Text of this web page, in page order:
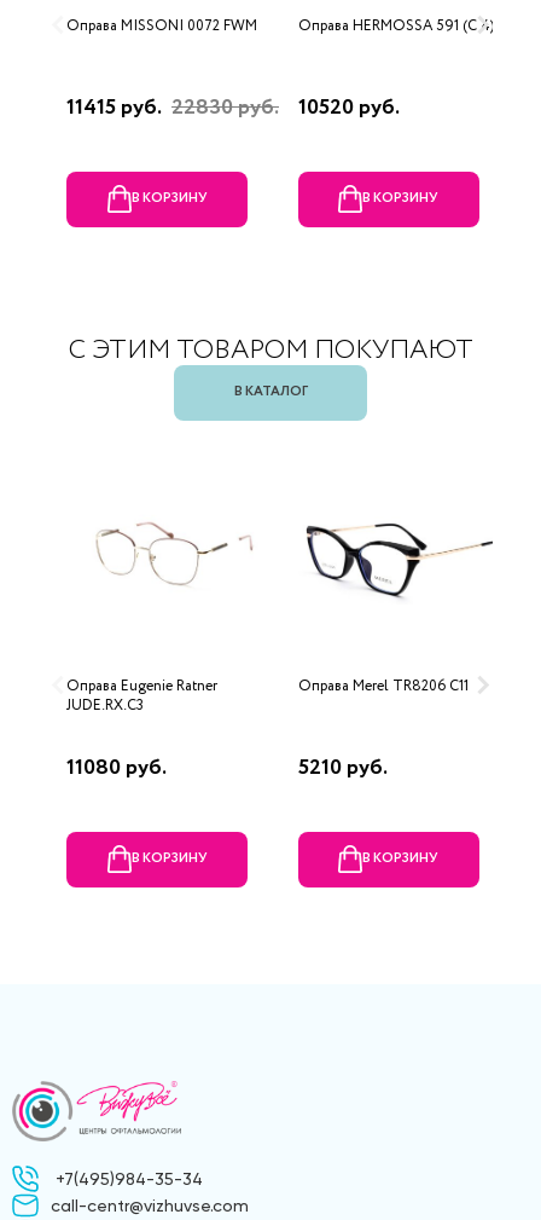
Оправа MISSONI 0072 FWM
11415 руб. 22830 руб.
В КОРЗИНУ
Оправа HERMOSSA 591 (C 4)
10520 руб.
В КОРЗИНУ
С ЭТИМ ТОВАРОМ ПОКУПАЮТ
В КАТАЛОГ
Оправа Eugenie Ratner
JUDE.RX.C3
11080 руб.
В КОРЗИНУ
Оправа Merel TR8206 C11
5210 руб.
В КОРЗИНУ
+7(495)984-35-34
call-centr@vizhuvse.com